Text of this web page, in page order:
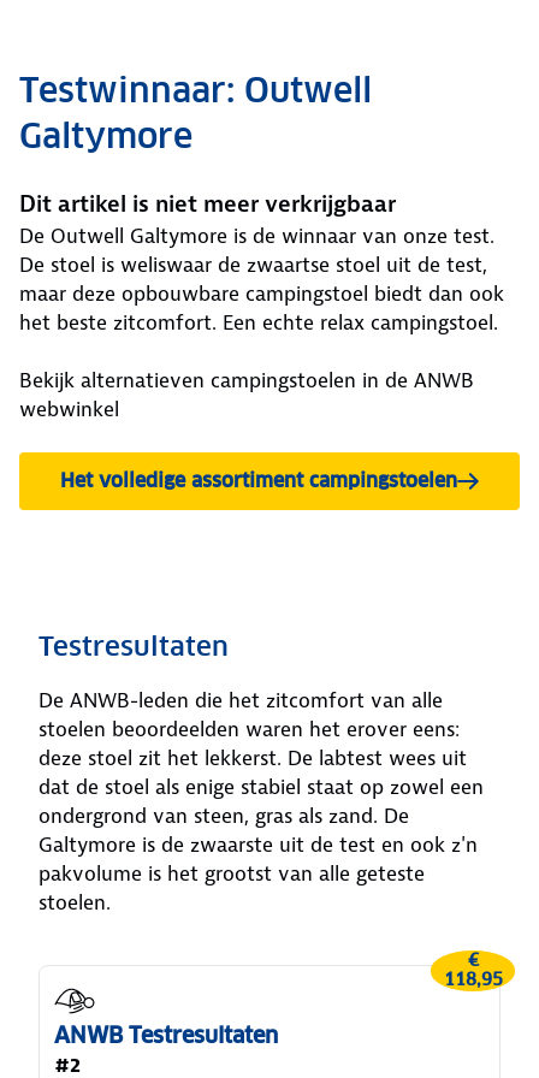
Testwinnaar: Outwell
Galtymore
Dit artikel is niet meer verkrijgbaar
De Outwell Galtymore is de winnaar van onze test.
De stoel is weliswaar de zwaartse stoel uit de test,
maar deze opbouwbare campingstoel biedt dan ook
het beste zitcomfort. Een echte relax campingstoel.
Bekijk alternatieven campingstoelen in de ANWB
webwinkel
Het volledige assortiment campingstoelen
Testresultaten
De ANWB-leden die het zitcomfort van alle
stoelen beoordeelden waren het erover eens:
deze stoel zit het lekkerst. De labtest wees uit
dat de stoel als enige stabiel staat op zowel een
ondergrond van steen, gras als zand. De
Galtymore is de zwaarste uit de test en ook z'n
pakvolume is het grootst van alle geteste
stoelen.
€
118,95
ANWB Testresultaten
#2